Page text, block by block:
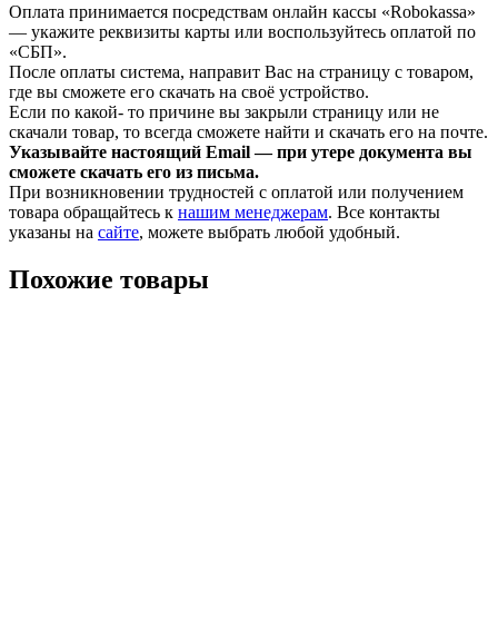
Оплата принимается посредствам онлайн кассы «Robokassa»
— укажите реквизиты карты или воспользуйтесь оплатой по
«СБП».
После оплаты система, направит Вас на страницу с товаром,
где вы сможете его скачать на своё устройство.
Если по какой- то причине вы закрыли страницу или не
скачали товар, то всегда сможете найти и скачать его на почте.
Указывайте настоящий Email — при утере документа вы
сможете скачать его из письма.
При возникновении трудностей с оплатой или получением
товара обращайтесь к нашим менеджерам. Все контакты
указаны на сайте, можете выбрать любой удобный.
Похожие товары